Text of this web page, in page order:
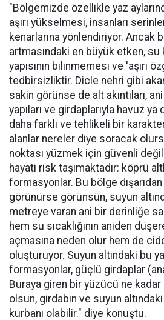
"Bölgemizde özellikle yaz
aşırı yükselmesi, insanları
kenarlarına yönlendiriyor. Ancak
artmasındaki en büyük etken, su
yapısının bilinmemesi ve 'aşırı
tedbirsizliktir. Dicle nehri gibi
sakin görünse de alt akıntıları,
yapıları ve girdaplarıyla havuz
daha farklı ve tehlikeli bir
alanlar nereler diye soracak
noktası yüzmek için güvenli
hayati risk taşımaktadır: köprü
formasyonlar. Bu bölge
görünürse görünsün, suyun
metreye varan ani bir derinliğe
hem su sıcaklığının aniden
açmasına neden olur hem de
oluşturuyor. Suyun altındaki bu
formasyonlar, güçlü girdaplar
Buraya giren bir yüzücü ne
olsun, girdabın ve suyun
kurbanı olabilir." diye konuştu.